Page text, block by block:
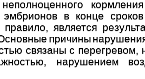
неполноценного
эмбрионов в конце
правило, является
причины
связаны с перегревом,
нарушением